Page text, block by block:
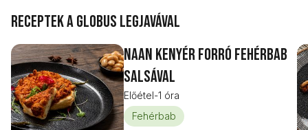
Receptek a Globus legjavával
Naan kenyér forró fehérbab
salsával
Előétel -1 óra
Fehérbab